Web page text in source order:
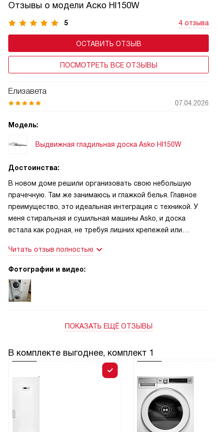
Отзывы о модели Аско HI150W
5 4 отзыва
ОСТАВИТЬ ОТЗЫВ
ПОСМОТРЕТЬ ВСЕ ОТЗЫВЫ
Елизавета
07.04.2026
Модель:
Выдвижная гладильная доска Asko HI150W
Достоинства:
В новом доме решили организовать свою небольшую
прачечную. Там же занимаюсь и глажкой белья. Главное
преимущество, это идеальная интеграция с техникой. У
меня стиральная и сушильная машины Asko, и доска
встала как родная, не требуя лишних крепежей или
можно спокойно гладить даже постельное белье, не
боясь, что конструкция сложится. Белый цвет смотрится
интерьер.
Читать отзыв полностью
Фотографии и видео:
ПОКАЗАТЬ ЕЩЁ ОТЗЫВЫ
В комплекте выгоднее, комплект 1